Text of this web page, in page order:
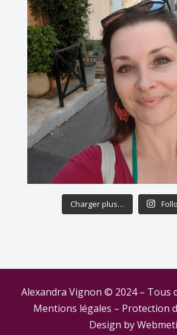
Charger plus…
Alexandra Vignon © 2024 – Tous
Mentions légales – Protection
Design by